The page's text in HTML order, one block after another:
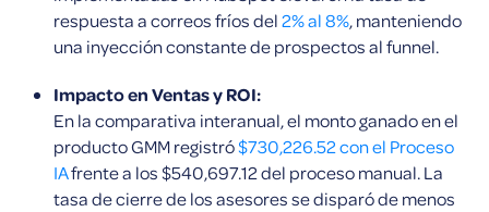
respuesta a correos fríos del2% al 8%, manteniendo
una inyección constante de prospectos al funnel.
Impacto en Ventas y ROI:
En la comparativa interanual, el monto ganado en el
producto GMM registró$730,226.52 con el Proceso
IAfrente a los $540,697.12 del proceso manual. La
tasa de cierre de los asesores se disparó de menos